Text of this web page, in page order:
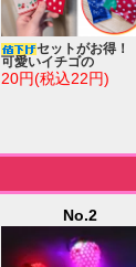
セットがお得！
可愛いイチゴの
20円(税込22円)
No.2